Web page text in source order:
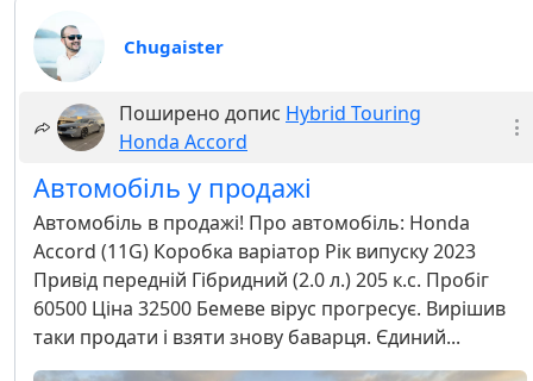
Chugaister
Поширено допис Hybrid Touring
Honda Accord
Автомобіль у продажі
Автомобіль в продажі! Про автомобіль: Honda
Accord (11G) Коробка варіатор Рік випуску 2023
Привід передній Гібридний (2.0 л.) 205 к.с. Пробіг
60500 Ціна 32500 Бемеве вірус прогресує. Вирішив
таки продати і взяти знову баварця. Єдиний...